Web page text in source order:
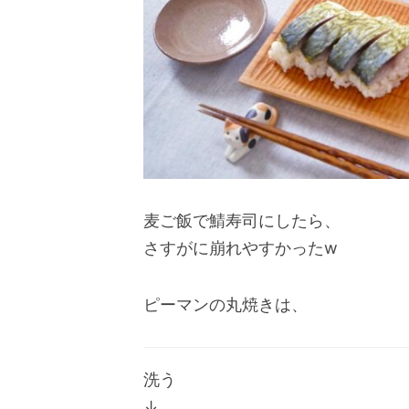
麦ご飯で鯖寿司にしたら、
さすがに崩れやすかったw
ピーマンの丸焼きは、
洗う